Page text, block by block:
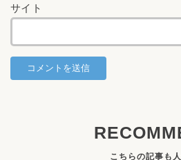
サイト